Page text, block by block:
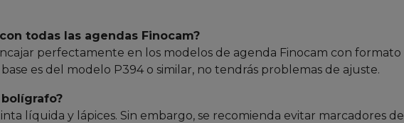
todas las agendas Finocam?
perfectamente en los modelos de agenda Finocam con formato
es del modelo P394 o similar, no tendrás problemas de ajuste.
líquida y lápices. Sin embargo, se recomienda evitar marcadores de